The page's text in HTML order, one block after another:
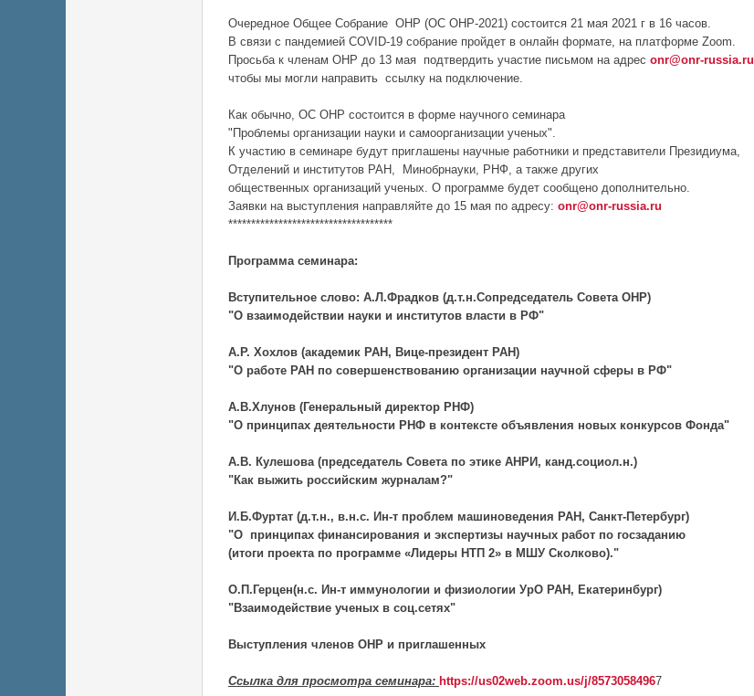
Очередное Общее Собрание ОНР (ОС ОНР-2021) состоится 21 мая 2021 г в 16 часов.
В связи с пандемией COVID-19 собрание пройдет в онлайн формате, на платформе Zoom.
Просьба к членам ОНР до 13 мая подтвердить участие письмом на адрес onr@onr-russia.ru
чтобы мы могли направить ссылку на подключение.
Как обычно, ОС ОНР состоится в форме научного семинара
"Проблемы организации науки и самоорганизации ученых".
К участию в семинаре будут приглашены научные работники и представители Президиума,
Отделений и институтов РАН, Минобрнауки, РНФ, а также других
общественных организаций ученых. О программе будет сообщено дополнительно.
Заявки на выступления направляйте до 15 мая по адресу: onr@onr-russia.ru
************************************
Программа семинара:
Вступительное слово: А.Л.Фрадков (д.т.н.Сопредседатель Совета ОНР)
"О взаимодействии науки и институтов власти в РФ"
А.Р. Хохлов (академик РАН, Вице-президент РАН)
"О работе РАН по совершенствованию организации научной сферы в РФ"
А.В.Хлунов (Генеральный директор РНФ)
"О принципах деятельности РНФ в контексте объявления новых конкурсов Фонда"
А.В. Кулешова (председатель Совета по этике АНРИ, канд.социол.н.)
"Как выжить российским журналам?"
И.Б.Фуртат (д.т.н., в.н.с. Ин-т проблем машиноведения РАН, Санкт-Петербург)
"О принципах финансирования и экспертизы научных работ по госзаданию
(итоги проекта по программе «Лидеры НТП 2» в МШУ Сколково)."
О.П.Герцен(н.с. Ин-т иммунологии и физиологии УрО РАН, Екатеринбург)
"Взаимодействие ученых в соц.сетях"
Выступления членов ОНР и приглашенных
Ссылка для просмотра семинара: https://us02web.zoom.us/j/85730584967